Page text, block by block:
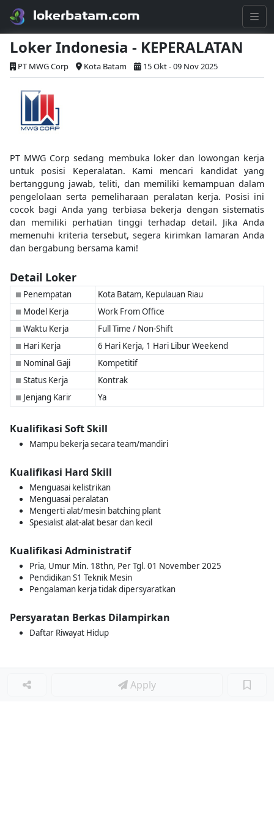
lokerbatam.com
Loker Indonesia - KEPERALATAN
PT MWG Corp Kota Batam 15 Okt - 09 Nov 2025
PT MWG Corp sedang membuka loker dan lowongan kerja
untuk posisi Keperalatan. Kami mencari kandidat yang
bertanggung jawab, teliti, dan memiliki kemampuan dalam
pengelolaan serta pemeliharaan peralatan kerja. Posisi ini
cocok bagi Anda yang terbiasa bekerja dengan sistematis
dan memiliki perhatian tinggi terhadap detail. Jika Anda
memenuhi kriteria tersebut, segera kirimkan lamaran Anda
dan bergabung bersama kami!
Detail Loker
■ Penempatan Kota Batam, Kepulauan Riau
■ Model Kerja Work From Office
■ Waktu Kerja Full Time / Non-Shift
■ Hari Kerja 6 Hari Kerja, 1 Hari Libur Weekend
■ Nominal Gaji Kompetitif
■ Status Kerja Kontrak
■ Jenjang Karir Ya
Kualifikasi Soft Skill
Mampu bekerja secara team/mandiri
Kualifikasi Hard Skill
Menguasai kelistrikan
Menguasai peralatan
Mengerti alat/mesin batching plant
Spesialist alat-alat besar dan kecil
Kualifikasi Administratif
Pria, Umur Min. 18thn, Per Tgl. 01 November 2025
Pendidikan S1 Teknik Mesin
Pengalaman kerja tidak dipersyaratkan
Persyaratan Berkas Dilampirkan
Daftar Riwayat Hidup
Apply